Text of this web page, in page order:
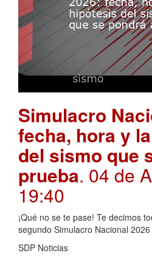
Simulacro
fecha, hora y
del sismo que
prueba. 04 de
19:40
¡Qué no se te pase! Te decimos
segundo Simulacro Nacional 2026
SDP Noticias